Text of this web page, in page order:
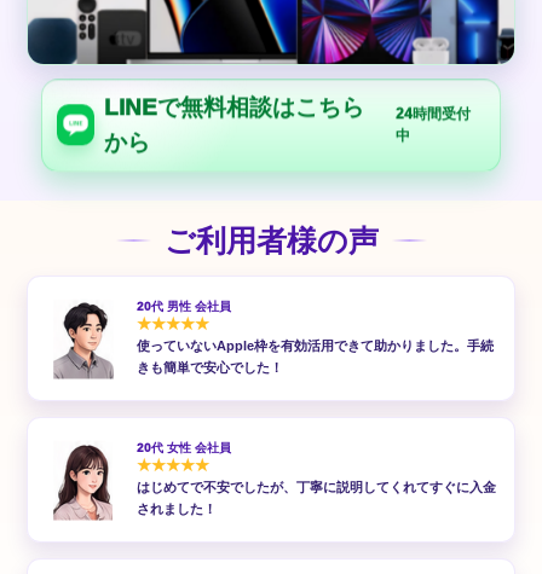
LINEで無料相談はこちら
から
24時間受付
中
ご利用者様の声
20代 男性 会社員
★★★★★
使っていないApple枠を有効活用できて助かりました。手続
きも簡単で安心でした！
20代 女性 会社員
★★★★★
はじめてで不安でしたが、丁寧に説明してくれてすぐに入金
されました！